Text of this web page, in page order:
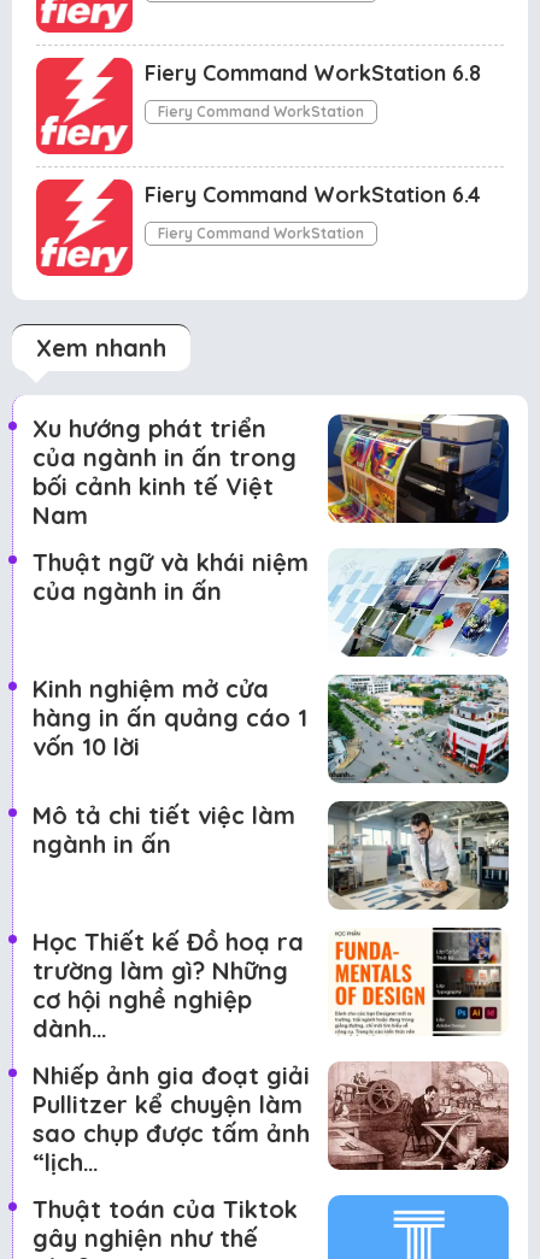
Fiery Command WorkStation 6.8
Fiery Command WorkStation
Fiery Command WorkStation 6.4
Fiery Command WorkStation
Xem nhanh
Xu hướng phát triển
của ngành in ấn trong
bối cảnh kinh tế Việt
Nam
Thuật ngữ và khái niệm
của ngành in ấn
Kinh nghiệm mở cửa
hàng in ấn quảng cáo 1
vốn 10 lời
Mô tả chi tiết việc làm
ngành in ấn
Học Thiết kế Đồ hoạ ra
trường làm gì? Những
cơ hội nghề nghiệp
dành…
Nhiếp ảnh gia đoạt giải
Pullitzer kể chuyện làm
sao chụp được tấm ảnh
“lịch…
Thuật toán của Tiktok
gây nghiện như thế